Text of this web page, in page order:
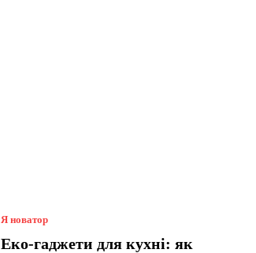
Я новатор
Еко-гаджети для кухні: як